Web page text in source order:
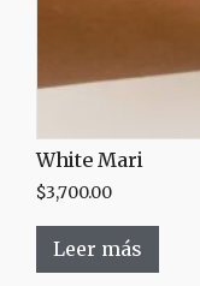
White Mari
$3,700.00
Leer más